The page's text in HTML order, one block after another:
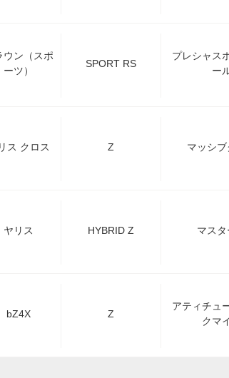
ウン（スポ
ーツ）
SPORT RS
プレシャス
ー
ス クロス Z マッシ
ヤリス HYBRID Z マスタ
bZ4X Z
アティチュ
クマ